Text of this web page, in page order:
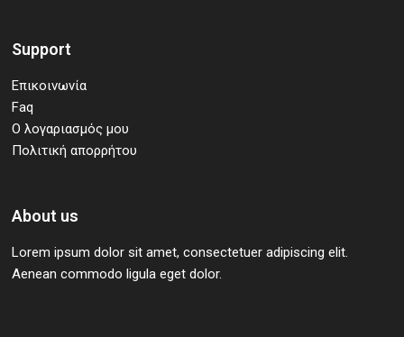
Support
Επικοινωνία
Faq
Ο λογαριασμός μου
Πολιτική απορρήτου
About us
Lorem ipsum dolor sit amet, consectetuer adipiscing elit.
Aenean commodo ligula eget dolor.